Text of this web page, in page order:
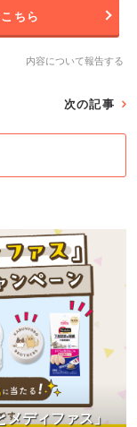
ちら
内容について報告する
次の記事
メディファス」